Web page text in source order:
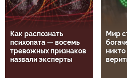
Как распознать
психопата — восемь
тревожных признаков
назвали эксперты
Мир
никто